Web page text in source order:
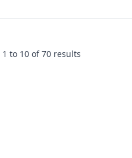
1 to 10 of 70 results